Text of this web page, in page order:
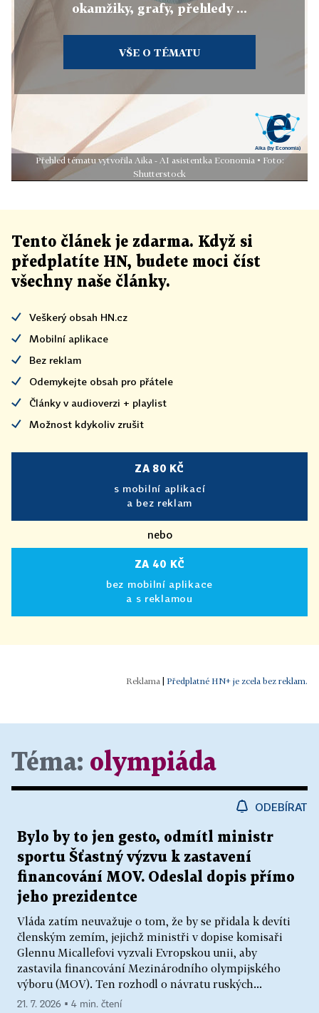
okamžiky, grafy, přehledy ...
VŠE O TÉMATU
Přehled tématu vytvořila Aika - AI asistentka Economia • Foto:
Shutterstock
Tento článek je zdarma. Když si
předplatíte HN, budete moci číst
všechny naše články.
Veškerý obsah HN.cz
Mobilní aplikace
Bez reklam
Odemykejte obsah pro přátele
Články v audioverzi + playlist
Možnost kdykoliv zrušit
ZA 80 KČ
s mobilní aplikací
a bez reklam
nebo
ZA 40 KČ
bez mobilní aplikace
a s reklamou
Předplatné HN+ je zcela bez reklam.
Téma: olympiáda
ODEBÍRAT
Bylo by to jen gesto, odmítl ministr
sportu Šťastný výzvu k zastavení
financování MOV. Odeslal dopis přímo
jeho prezidentce
Vláda zatím neuvažuje o tom, že by se přidala k devíti
členským zemím, jejichž ministři v dopise komisaři
Glennu Micallefovi vyzvali Evropskou unii, aby
zastavila financování Mezinárodního olympijského
výboru (MOV). Ten rozhodl o návratu ruských...
21. 7. 2026 ▪ 4 min. čtení